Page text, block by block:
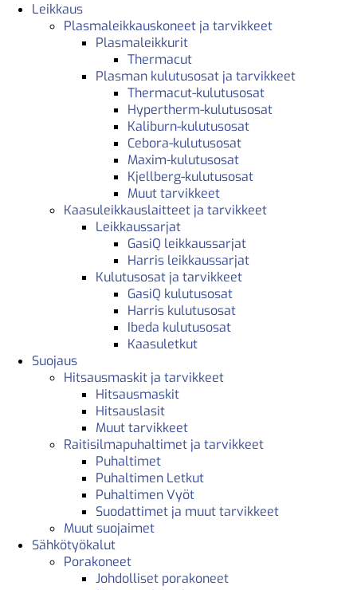
Leikkaus
Plasmaleikkauskoneet ja tarvikkeet
Plasmaleikkurit
Thermacut
Plasman kulutusosat ja tarvikkeet
Thermacut-kulutusosat
Hypertherm-kulutusosat
Kaliburn-kulutusosat
Cebora-kulutusosat
Maxim-kulutusosat
Kjellberg-kulutusosat
Muut tarvikkeet
Kaasuleikkauslaitteet ja tarvikkeet
Leikkaussarjat
GasiQ leikkaussarjat
Harris leikkaussarjat
Kulutusosat ja tarvikkeet
GasiQ kulutusosat
Harris kulutusosat
Ibeda kulutusosat
Kaasuletkut
Suojaus
Hitsausmaskit ja tarvikkeet
Hitsausmaskit
Hitsauslasit
Muut tarvikkeet
Raitisilmapuhaltimet ja tarvikkeet
Puhaltimet
Puhaltimen Letkut
Puhaltimen Vyöt
Suodattimet ja muut tarvikkeet
Muut suojaimet
Sähkötyökalut
Porakoneet
Johdolliset porakoneet